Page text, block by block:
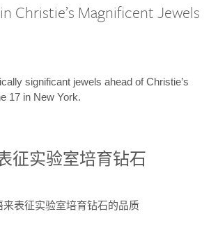
Christie’s Magnificent Jewels
significant jewels ahead of Christie’s
17 in New York.
征实验室培育钻石
表征实验室培育钻石的品质